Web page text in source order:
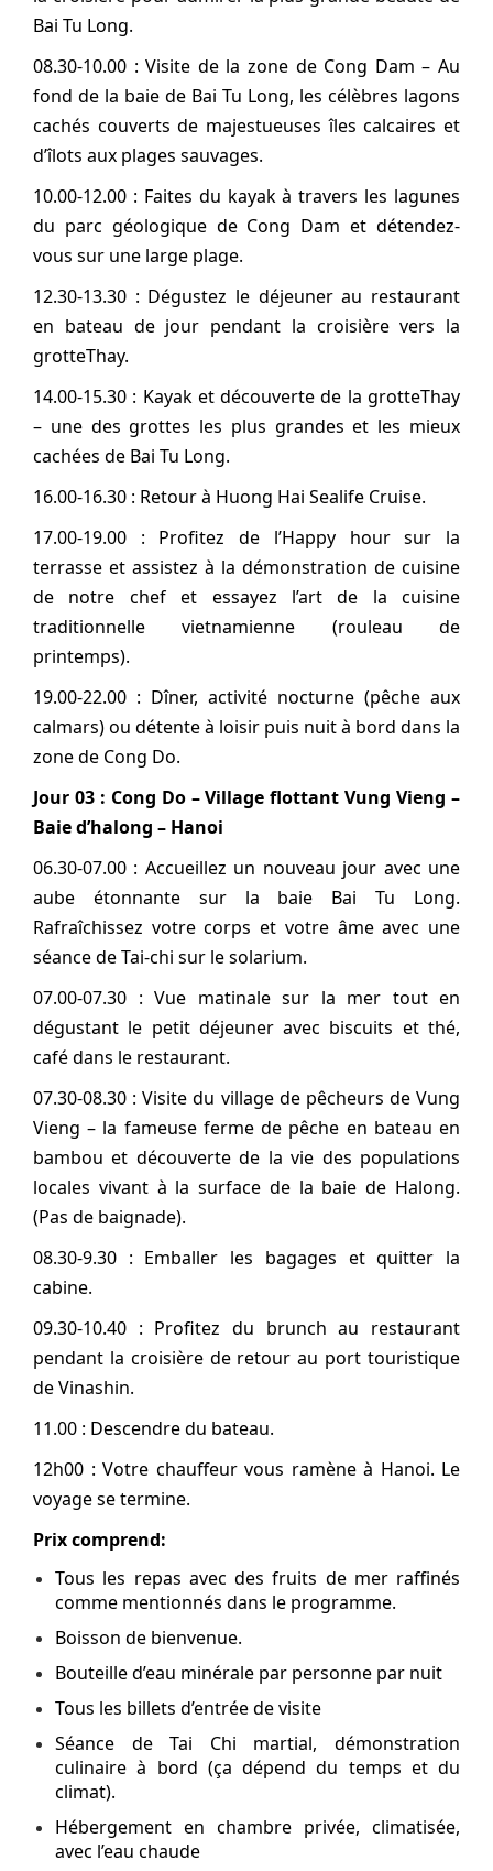
Bai Tu Long.
08.30-10.00 : Visite de la zone de Cong Dam – Au
fond de la baie de Bai Tu Long, les célèbres lagons
cachés couverts de majestueuses îles calcaires et
d’îlots aux plages sauvages.
10.00-12.00 : Faites du kayak à travers les lagunes
du parc géologique de Cong Dam et détendez-
vous sur une large plage.
12.30-13.30 : Dégustez le déjeuner au restaurant
en bateau de jour pendant la croisière vers la
grotteThay.
14.00-15.30 : Kayak et découverte de la grotteThay
– une des grottes les plus grandes et les mieux
cachées de Bai Tu Long.
16.00-16.30 : Retour à Huong Hai Sealife Cruise.
17.00-19.00 : Profitez de l’Happy hour sur la
terrasse et assistez à la démonstration de cuisine
de notre chef et essayez l’art de la cuisine
traditionnelle vietnamienne (rouleau de
printemps).
19.00-22.00 : Dîner, activité nocturne (pêche aux
calmars) ou détente à loisir puis nuit à bord dans la
zone de Cong Do.
Jour 03 : Cong Do – Village flottant Vung Vieng –
Baie d’halong – Hanoi
06.30-07.00 : Accueillez un nouveau jour avec une
aube étonnante sur la baie Bai Tu Long.
Rafraîchissez votre corps et votre âme avec une
séance de Tai-chi sur le solarium.
07.00-07.30 : Vue matinale sur la mer tout en
dégustant le petit déjeuner avec biscuits et thé,
café dans le restaurant.
07.30-08.30 : Visite du village de pêcheurs de Vung
Vieng – la fameuse ferme de pêche en bateau en
bambou et découverte de la vie des populations
locales vivant à la surface de la baie de Halong.
(Pas de baignade).
08.30-9.30 : Emballer les bagages et quitter la
cabine.
09.30-10.40 : Profitez du brunch au restaurant
pendant la croisière de retour au port touristique
de Vinashin.
11.00 : Descendre du bateau.
12h00 : Votre chauffeur vous ramène à Hanoi. Le
voyage se termine.
Prix comprend:
Tous les repas avec des fruits de mer raffinés
comme mentionnés dans le programme.
Boisson de bienvenue.
Bouteille d’eau minérale par personne par nuit
Tous les billets d’entrée de visite
Séance de Tai Chi martial, démonstration
culinaire à bord (ça dépend du temps et du
climat).
Hébergement en chambre privée, climatisée,
avec l’eau chaude